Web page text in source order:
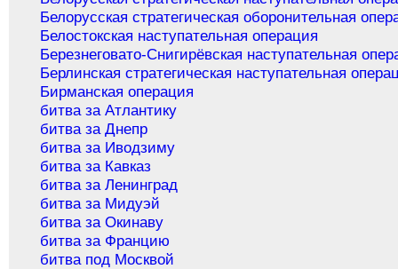
Белорусская стратегическая оборонительная
Белостокская наступательная операция
Березнеговато-Снигирёвская наступательная
Берлинская стратегическая наступательная
Бирманская операция
битва за Атлантику
битва за Днепр
битва за Иводзиму
битва за Кавказ
битва за Ленинград
битва за Мидуэй
битва за Окинаву
битва за Францию
битва под Москвой